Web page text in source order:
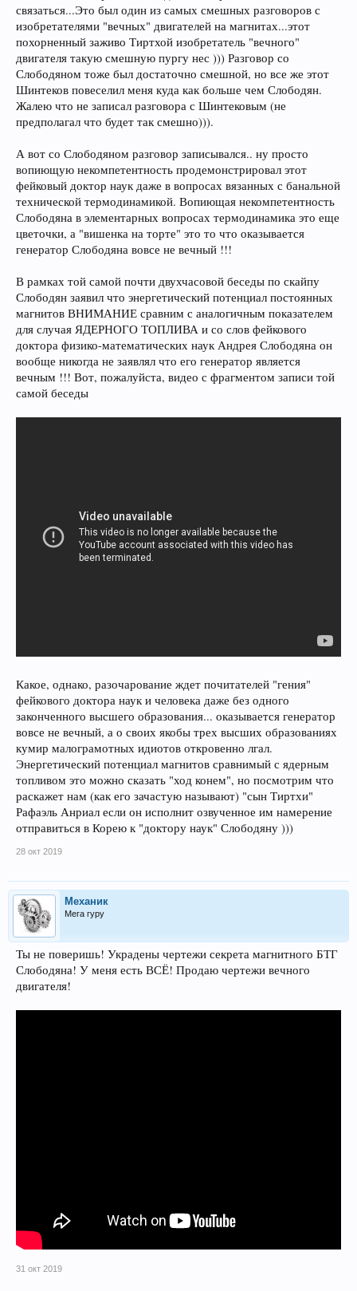
связаться...Это был один из самых смешных разговоров с
изобретателями "вечных" двигателей на магнитах...этот
похорненный заживо Тиртхой изобретатель "вечного"
двигателя такую смешную пургу нес ))) Разговор со
Слободяном тоже был достаточно смешной, но все же этот
Шинтеков повеселил меня куда как больше чем Слободян.
Жалею что не записал разговора с Шинтековым (не
предполагал что будет так смешно))).
А вот со Слободяном разговор записывался.. ну просто
вопиющую некомпетентность продемонстрировал этот
фейковый доктор наук даже в вопросах вязанных с банальной
технической термодинамикой. Вопиющая некомпетентность
Слободяна в элементарных вопросах термодинамика это еще
цветочки, а "вишенка на торте" это то что оказывается
генератор Слободяна вовсе не вечный !!!
В рамках той самой почти двухчасовой беседы по скайпу
Слободян заявил что энергетический потенциал постоянных
магнитов ВНИМАНИЕ сравним с аналогичным показателем
для случая ЯДЕРНОГО ТОПЛИВА и со слов фейкового
доктора физико-математических наук Андрея Слободяна он
вообще никогда не заявлял что его генератор является
вечным !!! Вот, пожалуйста, видео с фрагментом записи той
самой беседы
Какое, однако, разочарование ждет почитателей "гения"
фейкового доктора наук и человека даже без одного
законченного высшего образования... оказывается генератор
вовсе не вечный, а о своих якобы трех высших образованиях
кумир малограмотных идиотов откровенно лгал.
Энергетический потенциал магнитов сравнимый с ядерным
топливом это можно сказать "ход конем", но посмотрим что
раскажет нам (как его зачастую называют) "сын Тиртхи"
Рафаэль Анриал если он исполнит озвученное им намерение
отправиться в Корею к "доктору наук" Слободяну )))
28 окт 2019
Механик
Мега гуру
Ты не поверишь! Украдены чертежи секрета магнитного БТГ
Слободяна! У меня есть ВСЁ! Продаю чертежи вечного
двигателя!
31 окт 2019